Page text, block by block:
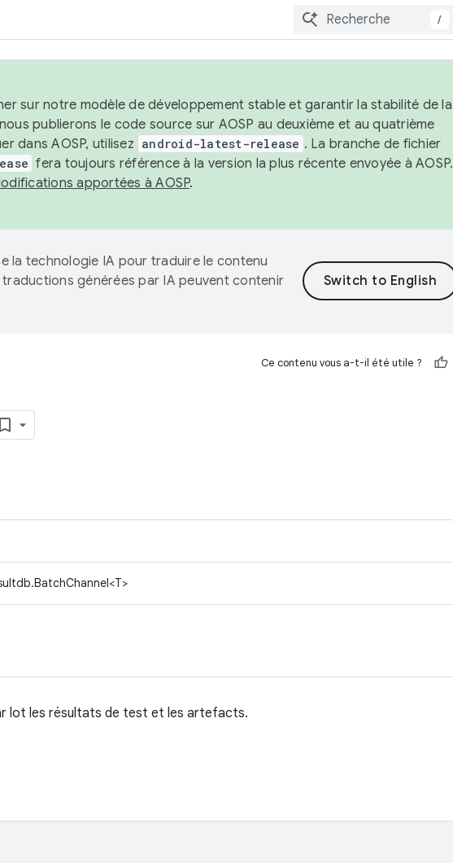
/
sur notre modèle de développement stable et garantir la stabilité de la
publierons le code source sur AOSP au deuxième et au quatrième
dans AOSP, utilisez android-latest-release . La branche de fichier
fera toujours référence à la version la plus récente envoyée à AOSP.
apportées à AOSP.
la technologie IA pour traduire le contenu
générées par IA peuvent contenir
Ce contenu vous a-t-il été utile ?
lot les résultats de test et les artefacts.